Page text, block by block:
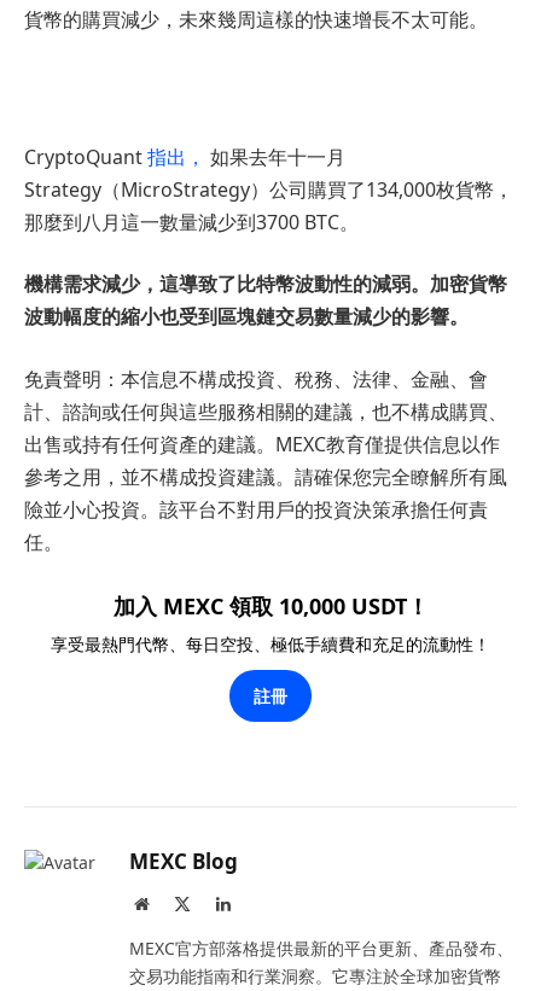
貨幣的購買減少，未來幾周這樣的快速增長不太可能。
CryptoQuant指出， 如果去年十一月
Strategy（MicroStrategy）公司購買了134,000枚貨幣，
那麼到八月這一數量減少到3700 BTC。
機構需求減少，這導致了比特幣波動性的減弱。加密貨幣
波動幅度的縮小也受到區塊鏈交易數量減少的影響。
免責聲明：本信息不構成投資、稅務、法律、金融、會
計、諮詢或任何與這些服務相關的建議，也不構成購買、
出售或持有任何資產的建議。MEXC教育僅提供信息以作
參考之用，並不構成投資建議。請確保您完全瞭解所有風
險並小心投資。該平台不對用戶的投資決策承擔任何責
任。
加入 MEXC 領取 10,000 USDT！
享受最熱門代幣、每日空投、極低手續費和充足的流動性！
註冊
MEXC Blog
Website LinkedIn
MEXC官方部落格提供最新的平台更新、產品發布、
交易功能指南和行業洞察。它專注於全球加密貨幣